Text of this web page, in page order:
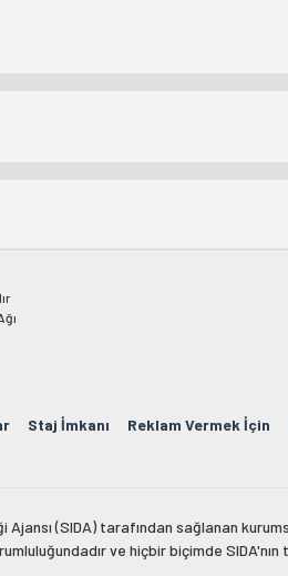
Staj İmkanı Reklam Vermek İçin
(SIDA) tarafından sağlanan
ve hiçbir biçimde